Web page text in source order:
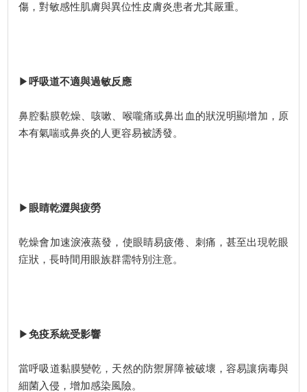
傷，對敏感性肌膚與異位性皮膚炎患者尤其嚴重。
▶ 呼吸道不適與過敏反應
鼻腔黏膜乾燥、咳嗽、喉嚨痛或鼻出血的狀況明顯增加，原
本有氣喘或鼻炎的人更容易被誘發。
▶ 眼睛乾澀與疲勞
乾燥會加速淚液蒸發，使眼睛易疲倦、刺痛，甚至出現乾眼
症狀，長時間用眼族群需特別注意。
▶免疫系統受影響
當呼吸道黏膜變乾，天然的防禦屏障被破壞，容易讓病毒與
細菌入侵，增加感染風險。